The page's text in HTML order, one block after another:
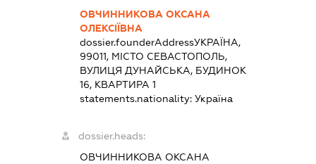
ОВЧИННИКОВА ОКСАНА
ОЛЕКСІЇВНА
dossier.founderAddressУКРАЇНА,
99011, МІСТО СЕВАСТОПОЛЬ,
ВУЛИЦЯ ДУНАЙСЬКА, БУДИНОК
16, КВАРТИРА 1
statements.nationality:Україна
dossier.heads:
ОВЧИННИКОВА ОКСАНА